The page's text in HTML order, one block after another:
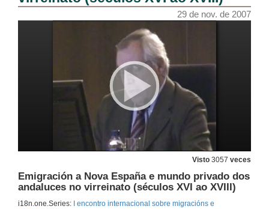
29 de nov. de 2007
Visto 3057 veces
Emigración a Nova España e mundo privado dos
andaluces no virreinato (séculos XVI ao XVIII)
i18n.one.Series:
I encontro internacional sobre migracións e